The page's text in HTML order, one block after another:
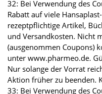
32: Bei Verwendung des
Rabatt auf viele
rezeptpflichtige Artikel,
und Versandkosten. Nicht
(ausgenommen Coupons)
unter www.pharmeo.de.
Nur solange der Vorrat
Aktion früher zu beenden.
33: Bei Verwendung des